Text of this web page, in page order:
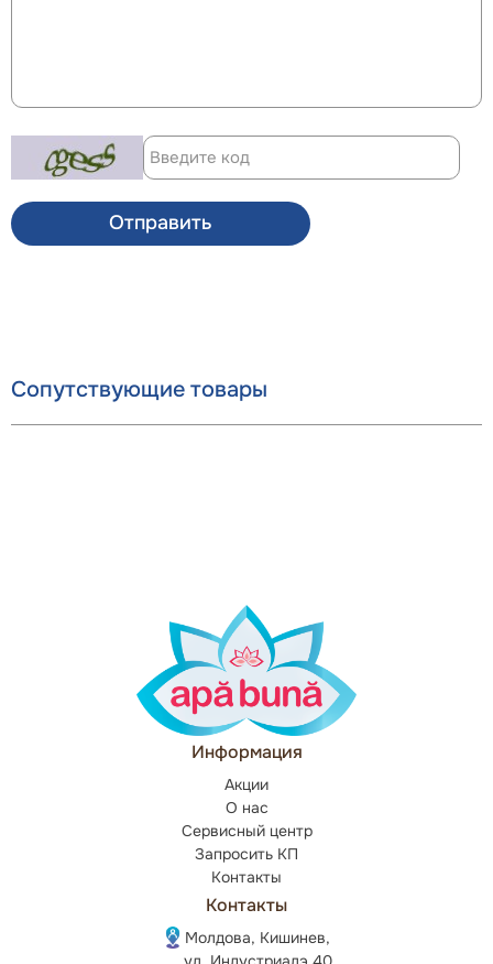
Отправить
Сопутствующие товары
Информация
Акции
О нас
Сервисный центр
Запросить КП
Контакты
Контакты
Молдова, Кишинев,